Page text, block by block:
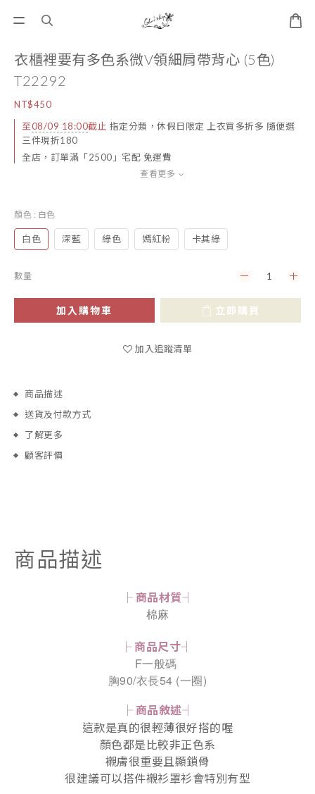
衣櫃裡要有多色系微V領細肩帶背心 (5色)
T22292
NT$450
至08/09 18:00截止 指定分類，休假日限定 上衣買多折多 隨便選
三件現折180
全店，訂單滿「2500」宅配 免運費
查看更多
顏色 : 白色
白色 深藍 綠色 嫣紅粉 卡其綠
數量
加入購物車 立即購買
加入追蹤清單
商品描述
送貨及付款方式
了解更多
顧客評價
商品描述
├ 商品材質┤
棉麻
├ 商品尺寸┤
F一般碼
胸90/衣長54 (一圈)
├ 商品敘述┤
這款是真的很輕薄很好搭的喔
顏色都是比較非正色系
襯膚很重要且顯鎖骨
很建議可以搭件襯衫罩衫會特別有型